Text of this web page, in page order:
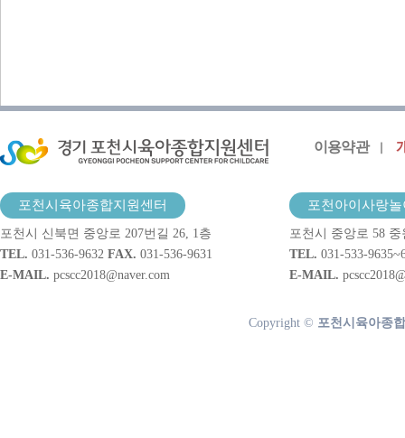
이용약관
포천시육아종합지원센터
포천시 신북면 중앙로 207번길 26, 1층
TEL. 031-536-9632 FAX. 031-536-9631
E-MAIL. pcscc2018@naver.com
포천아이사랑
포천시 중앙로 58
TEL. 031-533-
E-MAIL.
Copyright © 포천시육아종